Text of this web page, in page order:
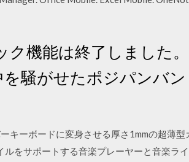
機能は終了しました。
を騒がせたポジパンバ
キーボードに変身させる厚さ1mmの超薄
をサポートする音楽プレーヤーと音楽ラ